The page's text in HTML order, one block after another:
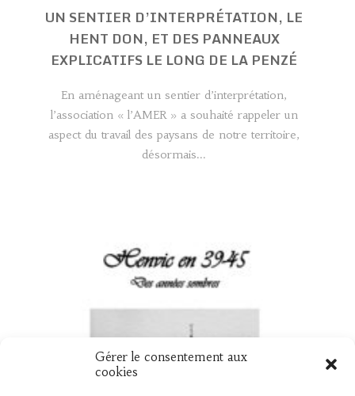
Gérer le consentement aux
cookies
UN SENTIER D’INTERPRÉTATION, LE
HENT DON, ET DES PANNEAUX
EXPLICATIFS LE LONG DE LA PENZÉ
En aménageant un sentier d’interprétation,
l’association « l’AMER » a souhaité rappeler un
aspect du travail des paysans de notre territoire,
désormais...
UN NOUVEAU LIVRE « HENVIC EN 39